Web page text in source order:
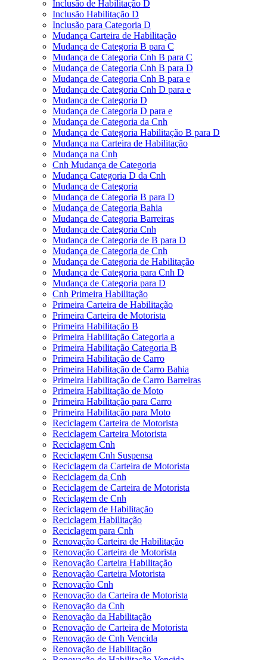
Inclusão de Habilitação D
Inclusão Habilitação D
Inclusão para Categoria D
Mudança Carteira de Habilitação
Mudança de Categoria B para C
Mudança de Categoria Cnh B para C
Mudança de Categoria Cnh B para D
Mudança de Categoria Cnh B para e
Mudança de Categoria Cnh D para e
Mudança de Categoria D
Mudança de Categoria D para e
Mudança de Categoria da Cnh
Mudança de Categoria Habilitação B para D
Mudança na Carteira de Habilitação
Mudança na Cnh
Cnh Mudança de Categoria
Mudança Categoria D da Cnh
Mudança de Categoria
Mudança de Categoria B para D
Mudança de Categoria Bahia
Mudança de Categoria Barreiras
Mudança de Categoria Cnh
Mudança de Categoria de B para D
Mudança de Categoria de Cnh
Mudança de Categoria de Habilitação
Mudança de Categoria para Cnh D
Mudança de Categoria para D
Cnh Primeira Habilitação
Primeira Carteira de Habilitação
Primeira Carteira de Motorista
Primeira Habilitação B
Primeira Habilitação Categoria a
Primeira Habilitação Categoria B
Primeira Habilitação de Carro
Primeira Habilitação de Carro Bahia
Primeira Habilitação de Carro Barreiras
Primeira Habilitação de Moto
Primeira Habilitação para Carro
Primeira Habilitação para Moto
Reciclagem Carteira de Motorista
Reciclagem Carteira Motorista
Reciclagem Cnh
Reciclagem Cnh Suspensa
Reciclagem da Carteira de Motorista
Reciclagem da Cnh
Reciclagem de Carteira de Motorista
Reciclagem de Cnh
Reciclagem de Habilitação
Reciclagem Habilitação
Reciclagem para Cnh
Renovação Carteira de Habilitação
Renovação Carteira de Motorista
Renovação Carteira Habilitação
Renovação Carteira Motorista
Renovação Cnh
Renovação da Carteira de Motorista
Renovação da Cnh
Renovação da Habilitação
Renovação de Carteira de Motorista
Renovação de Cnh Vencida
Renovação de Habilitação